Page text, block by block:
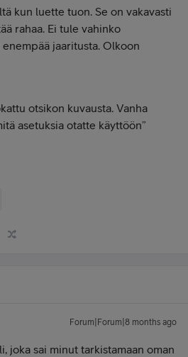
kun luette tuon. Se on vakavasti
rahaa. Ei tule vahinko
jaaritusta. Olkoon
otsikon kuvausta. Vanha
asetuksia otatte käyttöön”
Forum|Forum|8 months ago
joka sai minut tarkistamaan oman